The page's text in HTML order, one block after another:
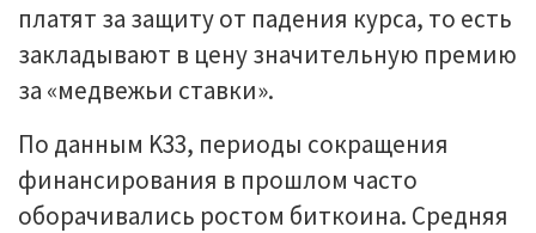
платят за защиту от падения курса, то есть
закладывают в цену значительную премию
за «медвежьи ставки».
По данным K33, периоды сокращения
финансирования в прошлом часто
оборачивались ростом биткоина. Средняя